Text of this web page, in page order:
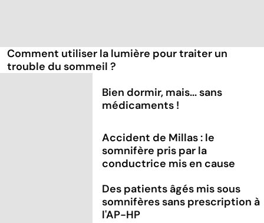
Comment utiliser la lumière pour traiter un
trouble du sommeil ?
Bien dormir, mais... sans
médicaments !
Accident de Millas : le
somnifère pris par la
conductrice mis en cause
Des patients âgés mis sous
somnifères sans prescription à
l'AP-HP